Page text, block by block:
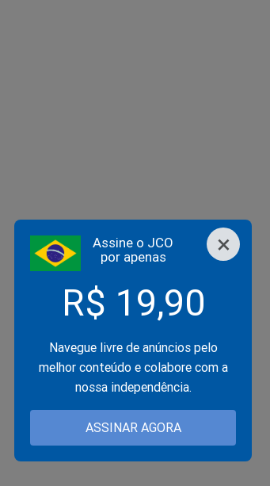
×
Assine o JCO
por apenas
R$ 19,90
Navegue livre de anúncios pelo
melhor conteúdo e colabore com a
nossa independência.
ASSINAR AGORA